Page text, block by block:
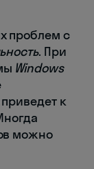
проблем с
. При
Windows
к
можно